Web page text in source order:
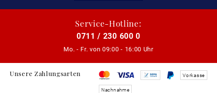
Service-Hotline:
0711 / 230 600 0
Mo. - Fr. von 09:00 - 16:00 Uhr
Unsere Zahlungsarten Vorkasse
Nachnahme